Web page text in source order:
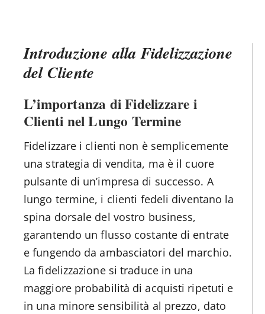
Introduzione alla Fidelizzazione
del Cliente
L’importanza di Fidelizzare i
Clienti nel Lungo Termine
Fidelizzare i clienti non è semplicemente
una strategia di vendita, ma è il cuore
pulsante di un’impresa di successo. A
lungo termine, i clienti fedeli diventano la
spina dorsale del vostro business,
garantendo un flusso costante di entrate
e fungendo da ambasciatori del marchio.
La fidelizzazione si traduce in una
maggiore probabilità di acquisti ripetuti e
in una minore sensibilità al prezzo, dato